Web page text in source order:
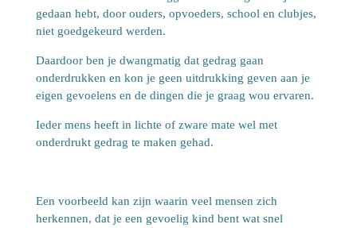
gedaan hebt, door ouders, opvoeders, school en clubjes,
niet goedgekeurd werden.
Daardoor ben je dwangmatig dat gedrag gaan
onderdrukken en kon je geen uitdrukking geven aan je
eigen gevoelens en de dingen die je graag wou ervaren.
Ieder mens heeft in lichte of zware mate wel met
onderdrukt gedrag te maken gehad.
Een voorbeeld kan zijn waarin veel mensen zich
herkennen, dat je een gevoelig kind bent wat snel